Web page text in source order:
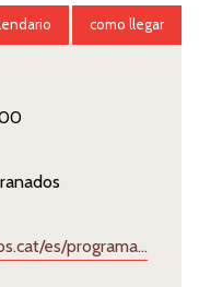
https://auditorienricgranados.cat/es/programacio/terror-simfonic-banda-municipal-de-lleida/
como llegar